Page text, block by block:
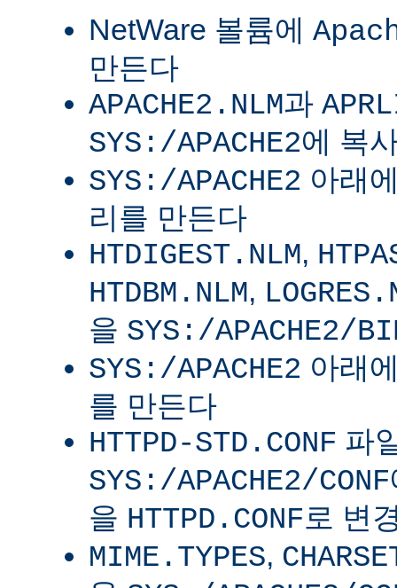
NetWare 볼륨에
만든다
APACHE2.NLM과
SYS:/APACHE2에 복
SYS:/APACHE2 아래
리를 만든다
HTDIGEST.NLM,
HTDBM.NLM,
을 SYS:/APACHE2/
SYS:/APACHE2 아래
를 만든다
HTTPD-STD.CONF 파
SYS:/APACHE2/CONF
을 HTTPD.CONF 로 변
MIME.TYPES,